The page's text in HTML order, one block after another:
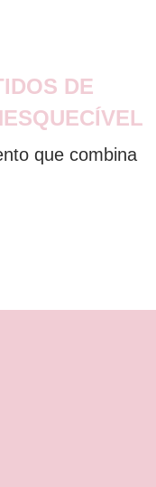
DE
que combina